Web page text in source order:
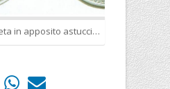
Francobollo moneta in apposito astuccio della Casa della Moda fi Fiume.